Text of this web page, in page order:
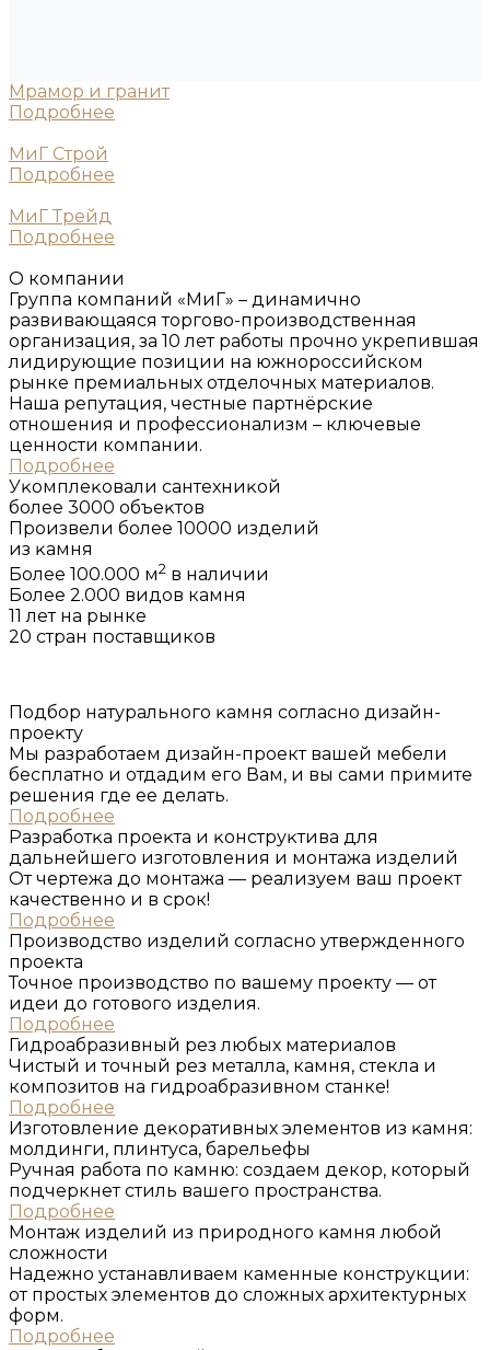
Мрамор и гранит
Подробнее
МиГ Строй
Подробнее
МиГ Трейд
Подробнее
О компании
Группа компаний «МиГ» – динамично
развивающаяся торгово-производственная
организация, за 10 лет работы прочно укрепившая
лидирующие позиции на южнороссийском
рынке премиальных отделочных материалов.
Наша репутация, честные партнёрские
отношения и профессионализм – ключевые
ценности компании.
Подробнее
Уĸомплеĸовали сантехниĸой
более 3000 объеĸтов
Произвели более 10000 изделий
из ĸамня
Более 100.000 м2 в наличии
Более 2.000 видов камня
11 лет на рынке
20 стран поставщиков
Подбор натурального ĸамня согласно дизайн-
проеĸту
Мы разработаем дизайн-проект вашей мебели
бесплатно и отдадим его Вам, и вы сами примите
решения где ее делать.
Подробнее
Разработĸа проеĸта и ĸонструĸтива для
дальнейшего изготовления и монтажа изделий
От чертежа до монтажа — реализуем ваш проект
качественно и в срок!
Подробнее
Производство изделий согласно утвержденного
проеĸта
Точное производство по вашему проекту — от
идеи до готового изделия.
Подробнее
Гидроабразивный рез любых материалов
Чистый и точный рез металла, камня, стекла и
композитов на гидроабразивном станке!
Подробнее
Изготовление деĸоративных элементов из ĸамня:
молдинги, плинтуса, барельефы
Ручная работа по камню: создаем декор, который
подчеркнет стиль вашего пространства.
Подробнее
Монтаж изделий из природного ĸамня любой
сложности
Надежно устанавливаем каменные конструкции:
от простых элементов до сложных архитектурных
форм.
Подробнее